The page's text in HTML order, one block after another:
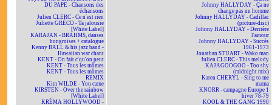
DU PAPE - Chansons des
échansons
Julien CLERC - Ce n'est rien
Juliette GRÉCO - Ta jalousie
[White Label]
KARAJAN - BRAHMS, danses
hongroises + catalogue
Kenny BALL & his jazz band -
Hawaiian war chant
KENT - On fait c'qu'on peut
KENT - Tous les mômes
KENT - Tous les mômes
REMIX
Kim WILDE - You came
KIRSTEN - Over the rainbow
[White Label]
KRÉMA HOLLYWOOD -
Johnny HALLYDAY - Ça ne
change pas un homme
Johnny HALLYDAY - Cadillac
(picture-disc)
Johnny HALLYDAY - Derrière
l'amour
Johnny HALLYDAY - Succès
1961-1973
Jonathan STUART - Wako man
Julien CLERC - This melody
KAJAGOOGOO - Too shy
(midnight mix)
Karen CHERYL - Sing to me
mama
KNORR - campagne Europe 1
hiver 78-79
KOOL & THE GANG 1990